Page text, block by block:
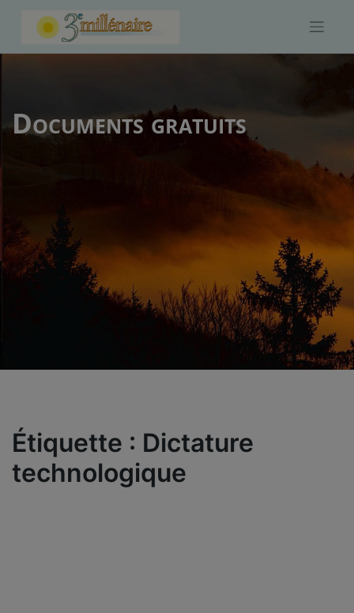
Documents gratuits
Étiquette : Dictature
technologique